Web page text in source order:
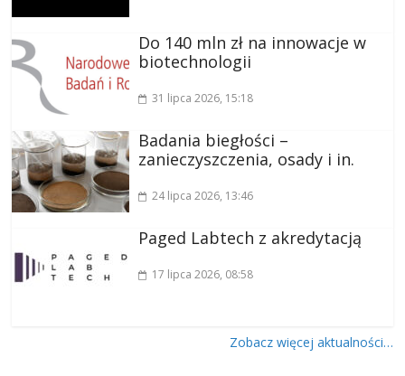
Do 140 mln zł na innowacje w
biotechnologii
31 lipca 2026, 15:18
Badania biegłości –
zanieczyszczenia, osady i in.
24 lipca 2026, 13:46
Paged Labtech z akredytacją
17 lipca 2026, 08:58
Zobacz więcej aktualności…